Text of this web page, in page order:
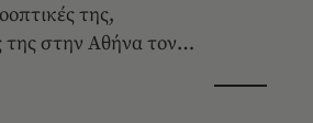
της,
της στην Αθήνα τον